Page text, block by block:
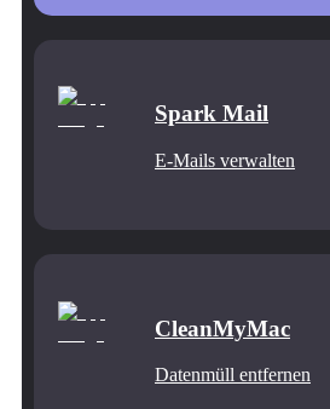
Spark Mail
E-Mails verwalten
CleanMyMac
Datenmüll entfernen